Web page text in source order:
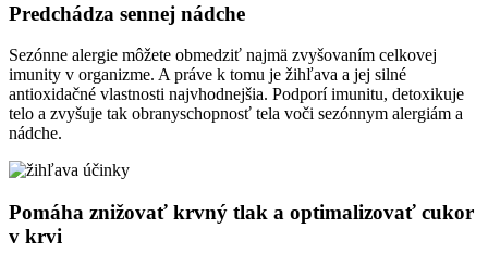
Predchádza sennej nádche
Sezónne alergie môžete obmedziť najmä zvyšovaním celkovej
imunity v organizme. A práve k tomu je žihľava a jej silné
antioxidačné vlastnosti najvhodnejšia. Podporí imunitu, detoxikuje
telo a zvyšuje tak obranyschopnosť tela voči sezónnym alergiám a
nádche.
Pomáha znižovať krvný tlak a optimalizovať cukor
v krvi